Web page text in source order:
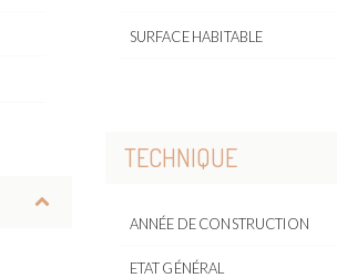
SURFACE HABITABLE
TECHNIQUE
ANNÉE DE CONSTRUCTION
ETAT GÉNÉRAL